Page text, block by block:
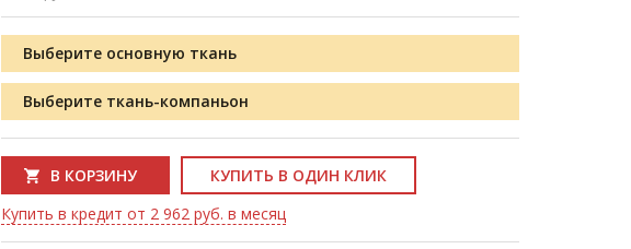
Выберите основную ткань
Выберите ткань-компаньон
В КОРЗИНУ
КУПИТЬ В ОДИН КЛИК
Купить в кредит от 2 962 руб. в месяц